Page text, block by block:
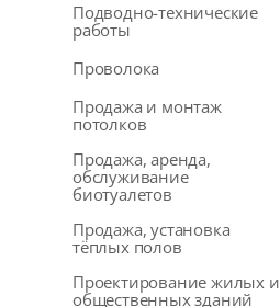
Подводно-технические
работы
Проволока
Продажа и монтаж
потолков
Продажа, аренда,
обслуживание
биотуалетов
Продажа, установка
тёплых полов
Проектирование жилых и
общественных зданий